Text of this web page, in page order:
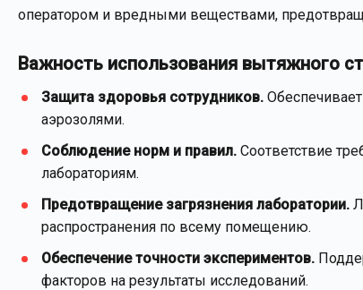
оператором и вредными веществами,
Важность использования вытяжного
Защита здоровья сотрудников.
аэрозолями.
Соблюдение норм и правил. Соответствие
лабораториям.
Предотвращение загрязнения лаборатории.
распространения по всему помещению.
Обеспечение точности экспериментов.
факторов на результаты исследований.